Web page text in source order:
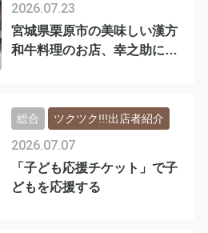
宮城県栗原市の美味しい漢方
和牛料理のお店、幸之助に行
2026.07.23
「子ども応援チケット」で子
どもを応援する
2026.07.07
総合 ツクツク!!!出店者紹介